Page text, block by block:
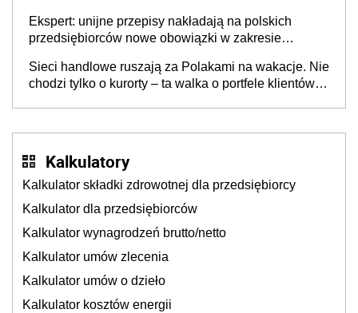
Ekspert: unijne przepisy nakładają na polskich
przedsiębiorców nowe obowiązki w zakresie
Sieci handlowe ruszają za Polakami na wakacje. Nie
chodzi tylko o kurorty – ta walka o portfele klientów
Kalkulatory
Kalkulator składki zdrowotnej dla przedsiębiorcy
Kalkulator dla przedsiębiorców
Kalkulator wynagrodzeń brutto/netto
Kalkulator umów zlecenia
Kalkulator umów o dzieło
Kalkulator kosztów energii